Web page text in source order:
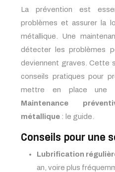
La prévention est
problèmes et assurer la
métallique. Une
détecter les problèmes
deviennent graves. Cette
conseils pratiques pour
mettre en place une
Maintenance
métallique : le guide.
Conseils pour une
Lubrification
an, voire plus